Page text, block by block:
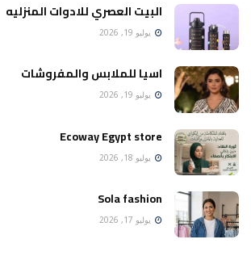
البيت العصري للادوات المنزليه
يوليو 19, 2026
اسيا للملابس والمفروشات
يوليو 19, 2026
Ecoway Egypt store
يوليو 18, 2026
Sola fashion
يوليو 17, 2026